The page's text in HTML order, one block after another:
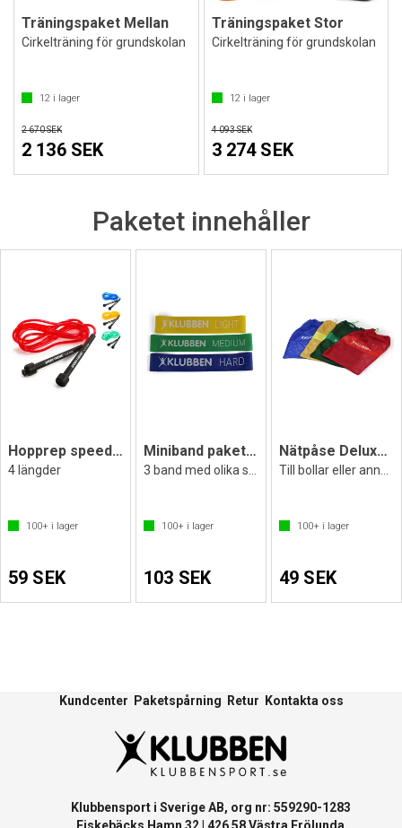
Träningspaket Mellan
Cirkelträning för grundskolan
12 i lager
2 670 SEK
2 136 SEK
Träningspaket Stor
Cirkelträning för grundskolan
12i lager
4 093 SEK
3 274 SEK
Paketet innehåller
Hopprep speed rope - Välj längd!
4 längder
100+ i lager
59 SEK
Miniband paket med 3 träningsband
100+ i lager
103 SEK
Nätpåse Deluxe 60x40 cm
100+ i lager
49 SEK
Kundcenter Paketspårning Retur Kontakta oss
Klubbensport i Sverige AB, org nr: 559290-1283
Fiskebäcks Hamn 32 | 426 58 Västra Frölunda